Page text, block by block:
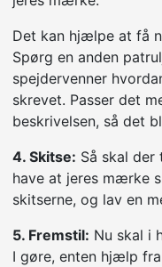
Det kan hjælpe at få
Spørg en anden
spejdervenner
skrevet. Passer det
beskrivelsen, så det
4. Skitse: Så skal der
have at jeres mærke
skitserne, og lav en
5. Fremstil: Nu skal i
I gøre, enten hjælp